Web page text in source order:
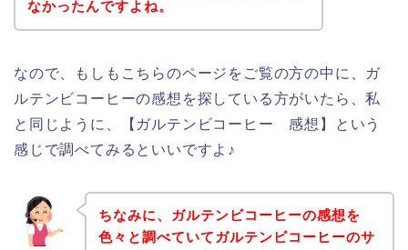
なかったんですよね。
なので、もしもこちらのページをご覧の方の中に、ガ
ルテンビコーヒーの感想を探している方がいたら、私
と同じように、【ガルテンビコーヒー 感想】という
感じで調べてみるといいですよ♪
ちなみに、ガルテンビコーヒーの感想を
色々と調べていてガルテンビコーヒーのサ